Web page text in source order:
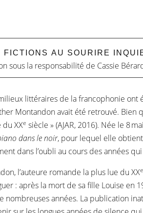
FICTIONS AU SOURIRE
sous la responsabilité de Cassie
littéraires de la francophonie ont
Montandon avait été retrouvé.
XXe siècle » (AJAR, 2016). Née le 8
dans le noir, pour lequel elle
dans l’oubli au cours des années
l’auteure romande la plus lue du XXe
: après la mort de sa fille Louise
nombreuses années. La publication